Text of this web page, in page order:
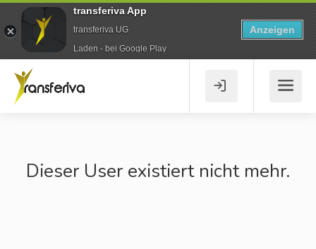
Dieser User existiert nicht mehr.
transferiva App
transferiva UG
Laden - bei Google Play
Anzeigen